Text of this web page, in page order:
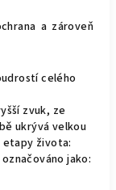
a zároveň
celého
zvuk, ze
ukrývá velkou
etapy života:
jako: